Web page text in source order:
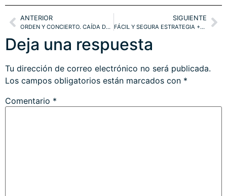
ANTERIOR
ORDEN Y CONCIERTO. CAÍDA DEL EURO Y DESPLOME DEL CRUDO, PROYECCIONES
SIGUIENTE
FÁCIL Y SEGURA ESTRATEGIA +15%
Deja una respuesta
Tu dirección de correo electrónico no será publicada.
Los campos obligatorios están marcados con *
Comentario *